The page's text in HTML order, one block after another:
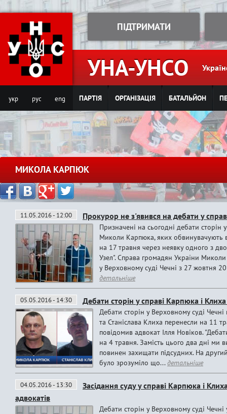
Jump to navigation
УНА-УНСО
ПІДТРИМАТИ
укр рус eng ПАРТІЯ ОРГАНІЗАЦІЯ БАТАЛЬЙОН
МИКОЛА КАРПЮК
11.05.2016 - 12:00 Прокурор не з'явився на дебати у
Призначені на сьогодні дебати сторін
Миколи Карпюка, яких обвинувачують в
на 17 травня через неявку одного з
Узел". Справа громадян України
у Верховному суді Чечні з 27 жовтня
детальніше
05.05.2016 - 14:30 Дебати сторін у справі Карпюка і
Дебати сторін у Верховному суді
та Станіслава Клиха перенесли на 11
повідомив адвокат Ілля Новіков.
на 4 травня. Замість цього два дні ми
повинен захищати підсудних. На
було зрозуміло що...детальніше
04.05.2016 - 13:30
Засідання суду у справі Карпюка і
адвокатів
Дебати сторін у Верховному суді